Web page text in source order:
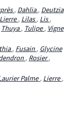
, Dahlia, Deutzia
Lierre, Lilas, Lis,
Thuya, Tulipe, Vigne
, Fusain, Glycine
, Rosier,
Palme, Lierre,